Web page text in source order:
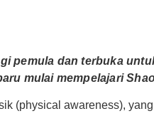
dan terbuka
mulai mempelajari
(physical awareness),